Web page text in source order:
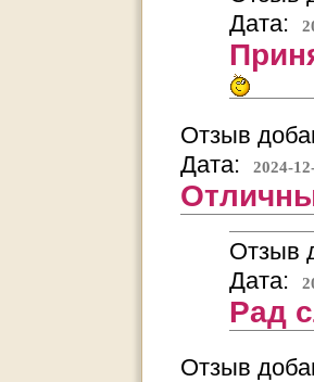
Дата:
Отзыв
Дата:
2024-
Отзыв
Дата:
Рад
Отзыв